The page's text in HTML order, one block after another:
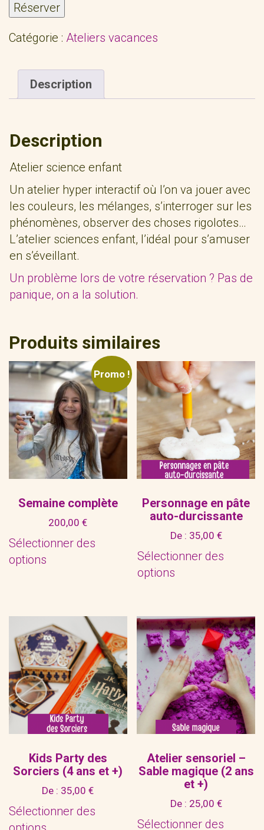
Réserver
Catégorie : Ateliers vacances
Description
Description
Atelier science enfant
Un atelier hyper interactif où l’on va jouer avec
les couleurs, les mélanges, s’interroger sur les
phénomènes, observer des choses rigolotes…
L’atelier sciences enfant, l’idéal pour s’amuser
en s’éveillant.
Un problème lors de votre réservation ? Pas de
panique, on a la solution.
Produits similaires
Promo !
Semaine complète
200,00€
Sélectionner des
options
plusieurs
variations.
Les
options
peuvent
être
choisies
page
produit
Personnage en pâte
auto-durcissante
De : 35,00 €
Sélectionner des
options
Kids Party des
Sorciers (4 ans et +)
De : 35,00€
Sélectionner des
Atelier sensoriel –
Sable magique (2 ans
et +)
De : 25,00 €
Sélectionner des